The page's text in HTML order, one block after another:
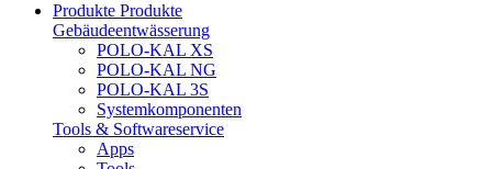
Produkte Produkte
Gebäudeentwässerung
POLO-KAL XS
POLO-KAL NG
POLO-KAL 3S
Systemkomponenten
Tools & Softwareservice
Apps